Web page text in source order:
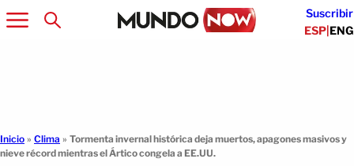
Suscribir
ESP|ENG
Inicio » Clima » Tormenta invernal histórica deja muertos, apagones masivos y
nieve récord mientras el Ártico congela a EE.UU.